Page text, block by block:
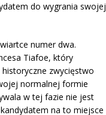
do wygrania swojej
numer dwa.
Tiafoe, który
zwycięstwo
normalnej formie
w tej fazie nie jest
na to miejsce